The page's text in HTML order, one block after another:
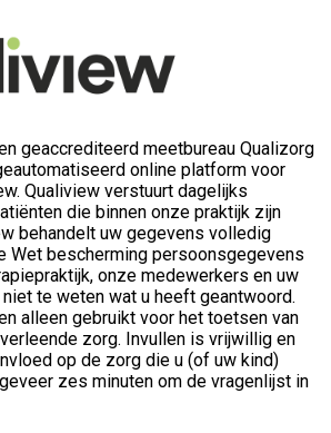
geaccrediteerd meetbureau Qualizorg
online platform voor
Qualiview verstuurt dagelijks
die binnen onze praktijk zijn
behandelt uw gegevens volledig
Wet bescherming persoonsgegevens
onze medewerkers en uw
te weten wat u heeft geantwoord.
alleen gebruikt voor het toetsen van
zorg. Invullen is vrijwillig en
op de zorg die u (of uw kind)
zes minuten om de vragenlijst in